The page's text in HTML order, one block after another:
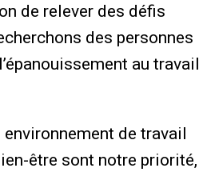
de relever des défis
des personnes
au travail
de travail
être sont notre priorité,